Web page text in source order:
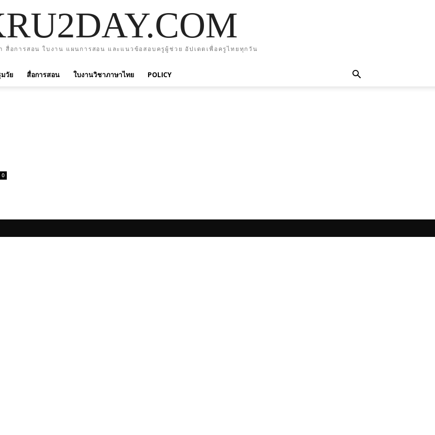
สื่อการสอน ใบงาน แผนการสอน และแนวข้อสอบครูผู้ช่วย อัปเดตเพื่อครูไทยทุกวัน
วัย สื่อการสอน ใบงานวิชาภาษาไทย POLICY
0